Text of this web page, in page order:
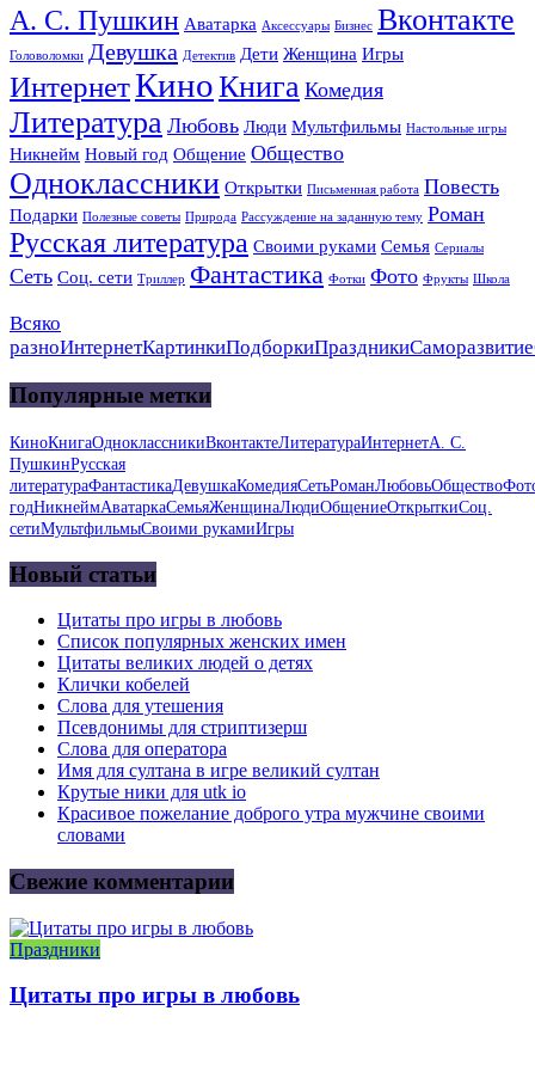
А. С. Пушкин Аватарка Аксессуары Бизнес Вконтакте
Головоломки Девушка Детектив Дети Женщина Игры
ИнтернетКиноКнига Комедия
Литература Любовь Люди Мультфильмы Настольные игры
Никнейм Новый год Общение Общество
Одноклассники Открытки Письменная работа Повесть
Подарки Полезные советы Природа Рассуждение на заданную тему Роман
Русская литература Своими руками Семья Сериалы
Сеть Соц. сети Триллер Фантастика Фотки Фото Фрукты Школа
Всяко
разноИнтернетКартинкиПодборкиПраздникиСаморазвитие
Популярные метки
КиноКнигаОдноклассникиВконтактеЛитератураИнтернетА. С.
ПушкинРусская
литератураФантастикаДевушкаКомедияСетьРоманЛюбовьОбщество
годНикнеймАватаркаСемьяЖенщинаЛюдиОбщениеОткрыткиСоц.
сетиМультфильмыСвоими рукамиИгры
Новый статьи
Цитаты про игры в любовь
Список популярных женских имен
Цитаты великих людей о детях
Клички кобелей
Слова для утешения
Псевдонимы для стриптизерш
Слова для оператора
Имя для султана в игре великий султан
Крутые ники для utk io
Красивое пожелание доброго утра мужчине своими
словами
Свежие комментарии
Праздники
Цитаты про игры в любовь